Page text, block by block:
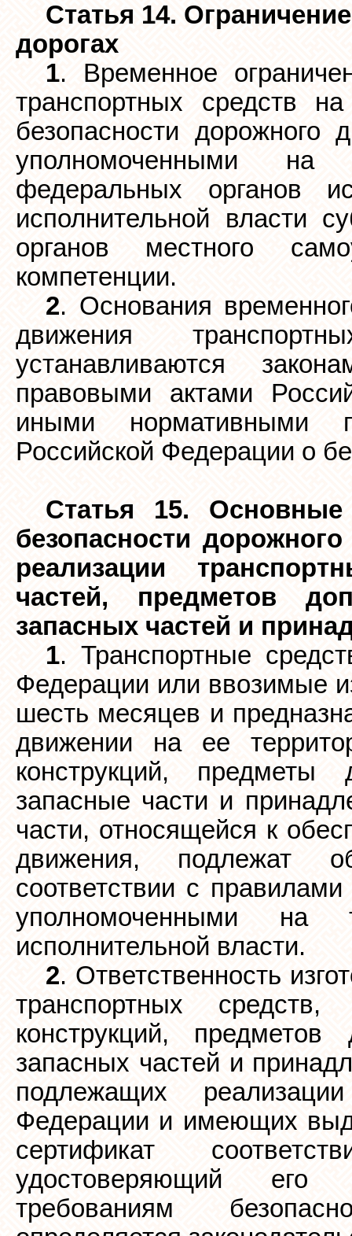
Статья 14.
дорогах
1. Временное
транспортных средств
безопасности дорожного
уполномоченными
федеральных органов
исполнительной власти
органов местного
компетенции.
2. Основания
движения
устанавливаются
правовыми актами
иными нормативными
Российской Федерации о
Статья 15.
безопасности
реализации
частей, предметов
запасных частей и
1. Транспортные
Федерации или ввозимые
шесть месяцев и
движении на ее
конструкций, предметы
запасные части и
части, относящейся к
движения, подлежат
соответствии с
уполномоченными на
исполнительной власти.
2. Ответственность
транспортных
конструкций, предметов
запасных частей и
подлежащих
Федерации и имеющих
сертификат
удостоверяющий его
требованиям